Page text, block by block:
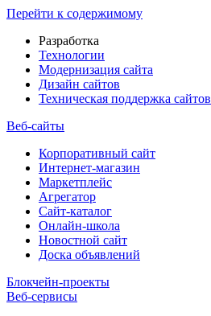
Перейти к содержимому
Разработка
Технологии
Модернизация сайта
Дизайн сайтов
Техническая поддержка сайтов
Веб-сайты
Корпоративный сайт
Интернет-магазин
Маркетплейс
Агрегатор
Сайт-каталог
Онлайн-школа
Новостной сайт
Доска объявлений
Блокчейн-проекты
Веб-сервисы